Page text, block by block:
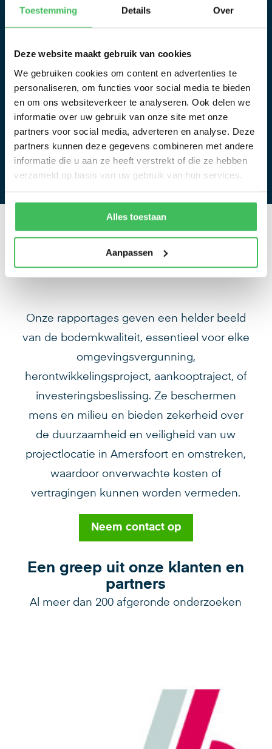
Toestemming Details Over
Deze website maakt gebruik van cookies
We gebruiken cookies om content en advertenties te
personaliseren, om functies voor social media te bieden
en om ons websiteverkeer te analyseren. Ook delen we
informatie over uw gebruik van onze site met onze
partners voor social media, adverteren en analyse. Deze
partners kunnen deze gegevens combineren met andere
informatie die u aan ze heeft verstrekt of die ze hebben
verzameld op basis van uw gebruik van hun services.
Alles toestaan
Aanpassen
Max. bestandsgrootte: 512 MB, Max. aantal
bestanden: 20.
Verstuur uw aanvraag
Waarom
bodemonderzoek in
Amersfoort?
Onze rapportages geven een helder beeld
van de bodemkwaliteit, essentieel voor elke
omgevingsvergunning,
herontwikkelingsproject, aankooptraject, of
investeringsbeslissing. Ze beschermen
mens en milieu en bieden zekerheid over
de duurzaamheid en veiligheid van uw
projectlocatie in Amersfoort en omstreken,
waardoor onverwachte kosten of
vertragingen kunnen worden vermeden.
Neem contact op
Een greep uit onze klanten en
partners
Al meer dan 200 afgeronde onderzoeken